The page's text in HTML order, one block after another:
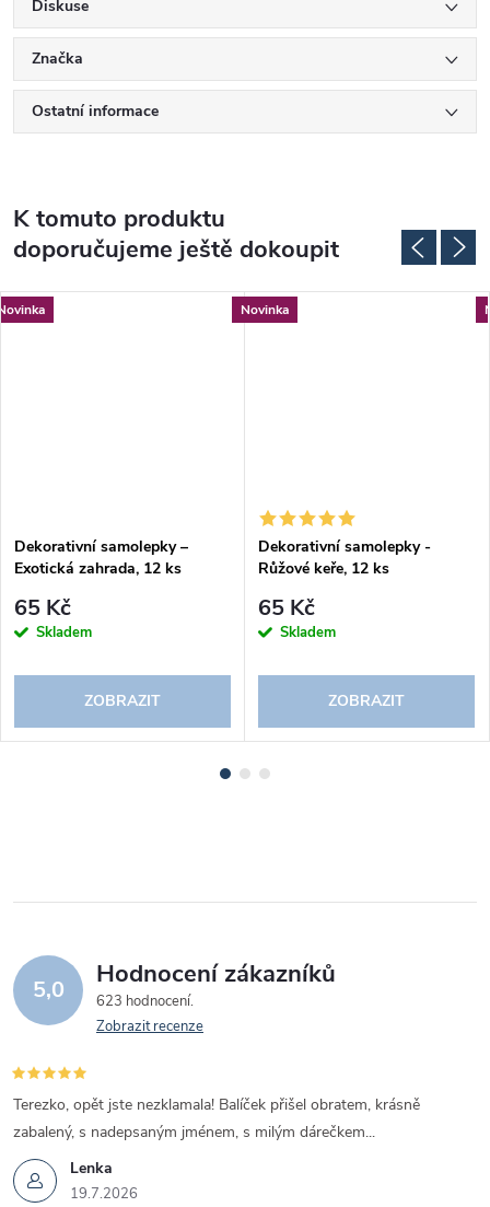
Diskuse
Značka
Ostatní informace
K tomuto produktu
doporučujeme ještě dokoupit
Dekorativní samolepky –
Exotická zahrada, 12 ks
65 Kč
Skladem
ZOBRAZIT
Novinka
Dekorativní samolepky -
Růžové keře, 12 ks
65 Kč
Skladem
ZOBRAZIT
5,0 Hodnocení zákazníků
623 hodnocení
Zobrazit recenze
Lenka
19.7.2026
Terezko, opět jste nezklamala! Balíček přišel obratem, krásně
zabalený, s nadepsaným jménem, s milým dárečkem...